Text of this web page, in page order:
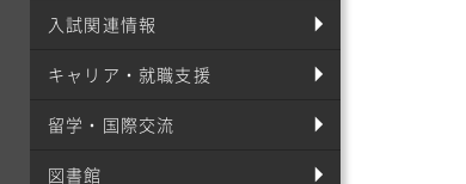
入試関連情報
キャリア・就職支援
留学・国際交流
図書館